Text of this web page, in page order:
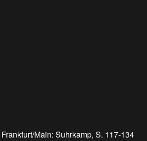
Main: Suhrkamp, S. 117-134